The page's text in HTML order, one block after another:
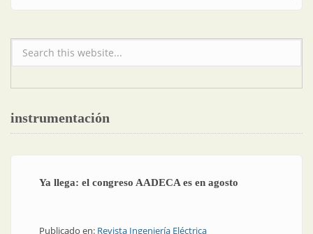
Formulario de búsqueda
instrumentación
Ya llega: el congreso AADECA es en agosto
Publicado en: Revista Ingeniería Eléctrica